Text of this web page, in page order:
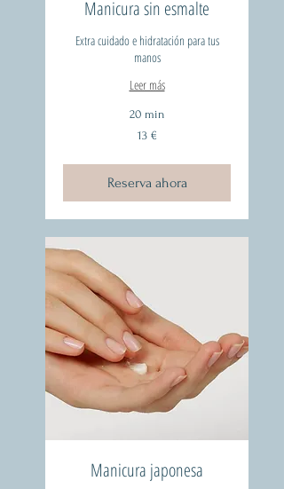
Manicura sin esmalte
Extra cuidado e hidratación para tus
manos
Leer más
20 min
13 €
Reserva ahora
Manicura japonesa